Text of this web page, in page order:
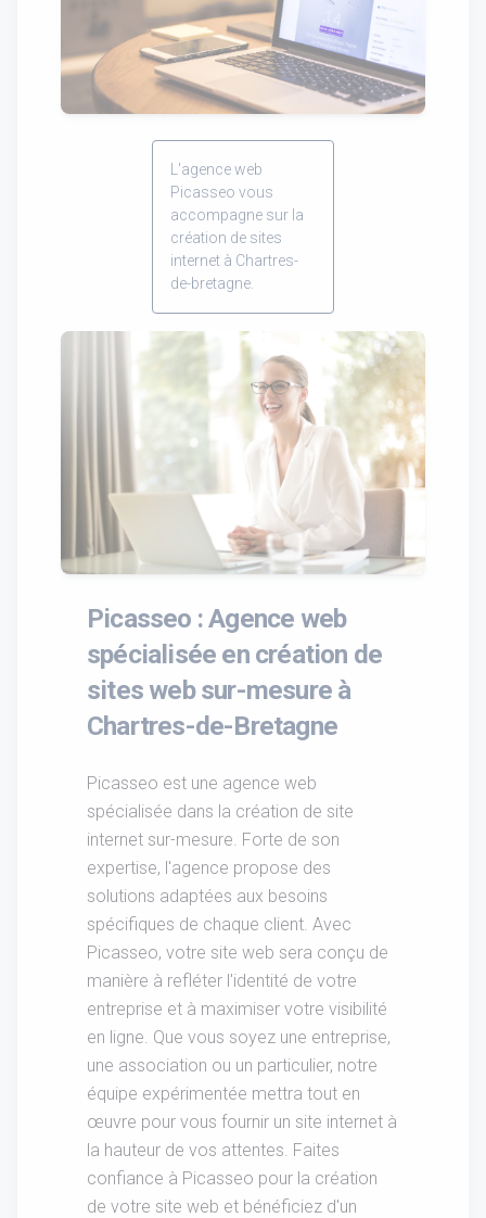
L'agence web
Picasseo vous
accompagne sur la
création de sites
internet à Chartres-
de-bretagne.
Picasseo : Agence web
spécialisée en création de
sites web sur-mesure à
Chartres-de-Bretagne
Picasseo est une agence web
spécialisée dans la création de site
internet sur-mesure. Forte de son
expertise, l'agence propose des
solutions adaptées aux besoins
spécifiques de chaque client. Avec
Picasseo, votre site web sera conçu de
manière à refléter l'identité de votre
entreprise et à maximiser votre visibilité
en ligne. Que vous soyez une entreprise,
une association ou un particulier, notre
équipe expérimentée mettra tout en
œuvre pour vous fournir un site internet à
la hauteur de vos attentes. Faites
confiance à Picasseo pour la création
de votre site web et bénéficiez d'un